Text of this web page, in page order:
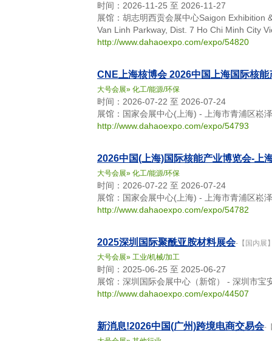
时间：2026-11-25 至 2026-11-27
展馆：胡志明西贡会展中心Saigon
Van Linh Parkway, Dist. 7 Ho Chi Minh City
http://www.dahaoexpo.com/expo/54820
CNE上海核博会 2026中国上海国际核
大号会展» 化工/能源/环保
时间：2026-07-22 至 2026-07-24
展馆：国家会展中心(上海) - 上海市青浦区崧
http://www.dahaoexpo.com/expo/54793
2026中国(上海)国际核能产业博览会-上
大号会展» 化工/能源/环保
时间：2026-07-22 至 2026-07-24
展馆：国家会展中心(上海) - 上海市青浦区崧
http://www.dahaoexpo.com/expo/54782
2025深圳国际聚酰亚胺材料展会-【国内展
大号会展» 工业/机械/加工
时间：2025-06-25 至 2025-06-27
展馆：深圳国际会展中心（新馆） - 深圳市宝
http://www.dahaoexpo.com/expo/44507
新消息!2026中国(广州)跨境电商交易会-